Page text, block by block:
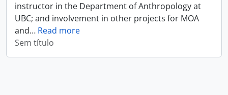
instructor in the Department of Anthropology at
UBC; and involvement in other projects for MOA
and… Read more
Sem título